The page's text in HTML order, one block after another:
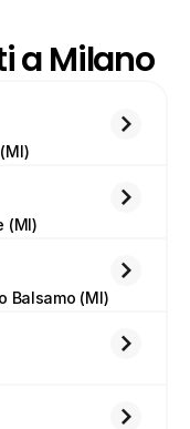
a Milano
(MI)
Balsamo (MI)